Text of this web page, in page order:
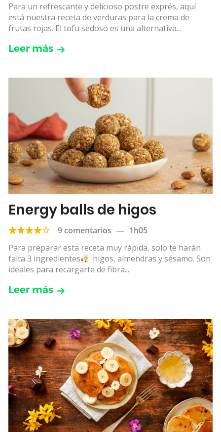
Para un refrescante y delicioso postre exprés, aquí
está nuestra receta de verduras para la crema de
frutas rojas. El tofu sedoso es una alternativa...
Leer más
Energy balls de higos
9 comentarios — 1h05
Para preparar esta receta muy rápida, solo te harán
falta 3 ingredientes
: higos, almendras y sésamo. Son
ideales para recargarte de fibra...
Leer más